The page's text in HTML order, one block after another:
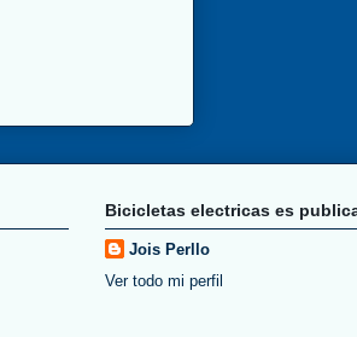
Bicicletas electricas es
Jois Perllo
Ver todo mi perfil